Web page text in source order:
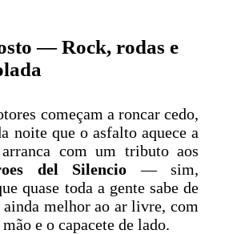
— Rock, rodas e
começam a roncar cedo,
noite que o asfalto aquece a
com um tributo aos
del Silencio — sim,
quase toda a gente sabe de
ainda melhor ao ar livre, com
e o capacete de lado.